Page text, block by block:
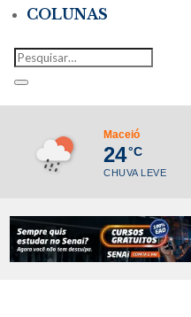
COLUNAS
Maceió
24°C
CHUVA LEVE